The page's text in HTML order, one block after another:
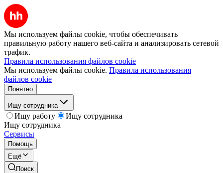
Мы используем файлы cookie, чтобы обеспечивать
правильную работу нашего веб-сайта и анализировать сетевой
трафик.
Правила использования файлов cookie
Мы используем файлы cookie. Правила использования
файлов cookie
Понятно
Ищу сотрудника
Ищу работу
Ищу сотрудника
Ищу сотрудника
Сервисы
Помощь
Ещё
Поиск